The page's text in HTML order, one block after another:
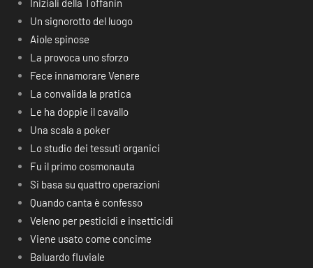
Iniziali della Toffanin
Un signorotto del luogo
Aiole spinose
La provoca uno sforzo
Fece innamorare Venere
La convalida la pratica
Le ha doppie il cavallo
Una scala a poker
Lo studio dei tessuti organici
Fu il primo cosmonauta
Si basa su quattro operazioni
Quando canta è confesso
Veleno per pesticidi e insetticidi
Viene usato come concime
Baluardo fluviale